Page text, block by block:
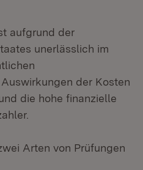
aufgrund der
unerlässlich im
der Kosten
die hohe finanzielle
Arten von Prüfungen